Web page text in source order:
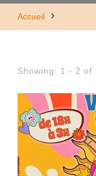
Accueil
Showing: 1 - 2 of